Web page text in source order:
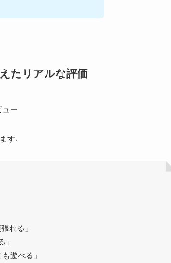
たリアルな評価
す。
れる」
」
遊べる」